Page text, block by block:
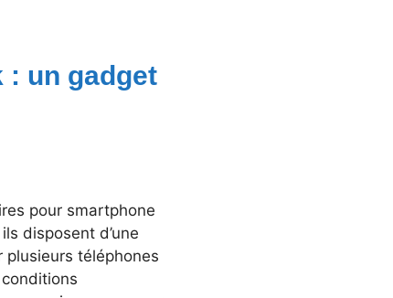
: un gadget
pour smartphone
disposent d’une
téléphones